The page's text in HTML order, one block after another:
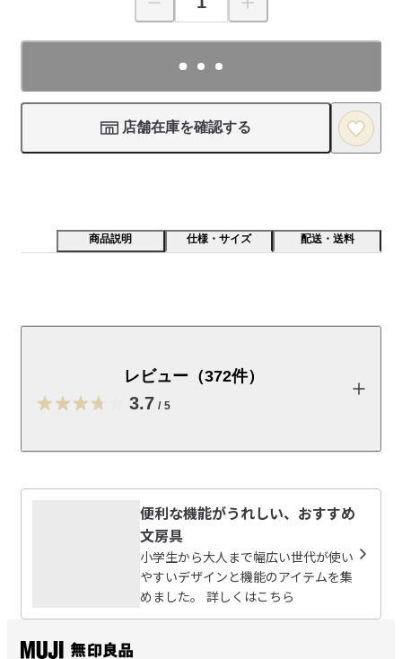
店舗在庫を確認する
商品説明 仕様・サイズ 配送・送料
ー刃の凹凸を細かくし、手に触れにくいよう位置を工夫
しました。
受取手段店舗受け取り可・コンビニ受け取り可
レビュー（372件）
3.7 / 5
デスクでの必需品です
100均の商品を落として壊してしまったので探していまし
た。レビューをみてもしや使いづらいのだろうか？と不安
参考になった（0人）
便利な機能がうれしい、おすすめ
文房具
小学生から大人まで幅広い世代が使い
やすいデザインと機能のアイテムを集
めました。 詳しくはこちら